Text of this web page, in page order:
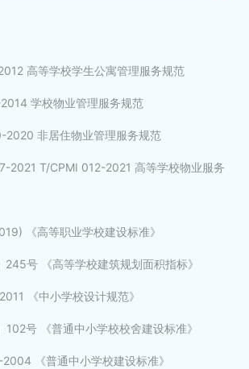
高等学校学生公寓管理服务规范
学校物业管理服务规范
2020 非居住物业管理服务规范
2021 T/CPMI 012-2021 高等学校物业服务
《高等职业学校建设标准》
245号 《高等学校建筑规划面积指标》
《中小学校设计规范》
102号 《普通中小学校校舍建设标准》
《普通中小学校建设标准》